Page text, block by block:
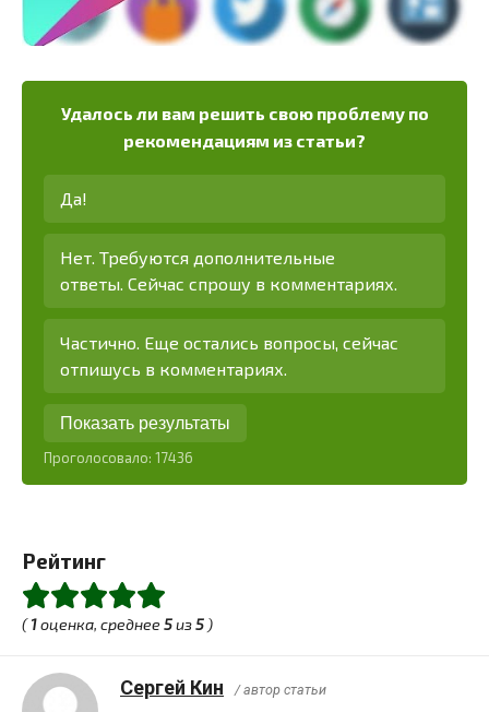
Удалось ли вам решить свою проблему по
рекомендациям из статьи?
Да!
Нет. Требуются дополнительные
ответы. Сейчас спрошу в комментариях.
Частично. Еще остались вопросы, сейчас
отпишусь в комментариях.
Показать результаты
Проголосовало: 17436
Рейтинг
(1оценка, среднее5из5 )
Сергей Кин / автор статьи